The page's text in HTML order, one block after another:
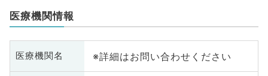
医療機関情報
医療機関名 ※詳細はお問い合わせください